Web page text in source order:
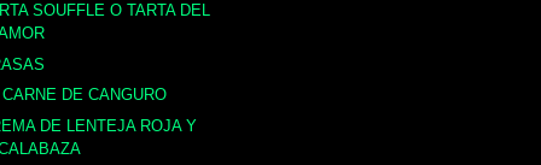
SOUFFLE O TARTA DEL
CARNE DE CANGURO
DE LENTEJA ROJA Y